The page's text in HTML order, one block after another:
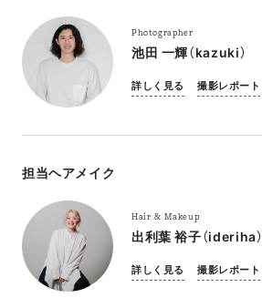
Photographer
池田 一輝（kazuki）
詳しく見る 撮影レポー
担当ヘアメイク
Hair & Makeup
出利葉 裕子（ideriha）
詳しく見る 撮影レポー